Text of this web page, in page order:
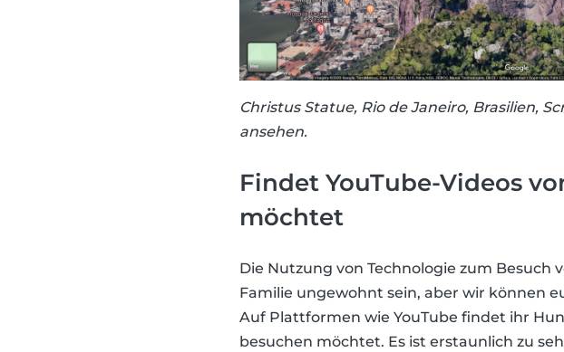
Christus Statue, Rio de Janeiro, Brasilien,
ansehen.
Findet YouTube-Videos
möchtet
Die Nutzung von Technologie zum
Familie ungewohnt sein, aber wir können
Auf Plattformen wie YouTube findet ihr
besuchen möchtet. Es ist erstaunlich zu